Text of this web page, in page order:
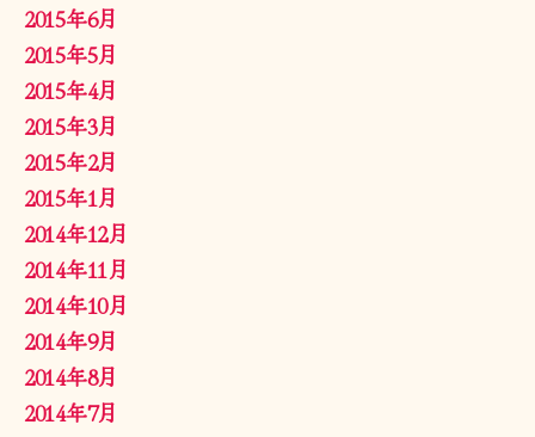
2015年6月
2015年5月
2015年4月
2015年3月
2015年2月
2015年1月
2014年12月
2014年11月
2014年10月
2014年9月
2014年8月
2014年7月